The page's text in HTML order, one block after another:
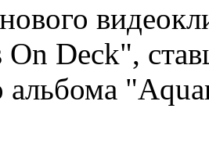
Deck",
альбома